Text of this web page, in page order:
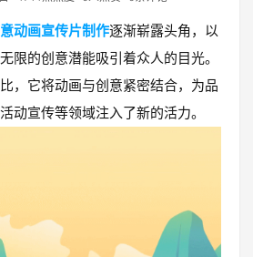
动画宣传片制作逐渐崭露头角，以
限的创意潜能吸引着众人的目光。
，它将动画与创意紧密结合，为品
动宣传等领域注入了新的活力。